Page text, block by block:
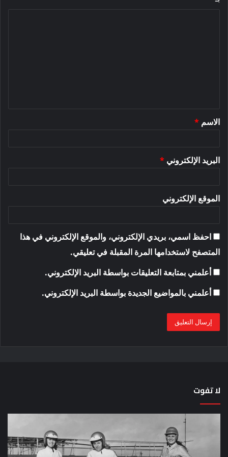
*
الاسم *
البريد الإلكتروني *
الموقع الإلكتروني
احفظ اسمي، بريدي الإلكتروني، والموقع الإلكتروني في هذا
المتصفح لاستخدامها المرة المقبلة في تعليقي.
أعلمني بمتابعة التعليقات بواسطة البريد الإلكتروني.
أعلمني بالمواضيع الجديدة بواسطة البريد الإلكتروني.
لا تفوت
لماذا